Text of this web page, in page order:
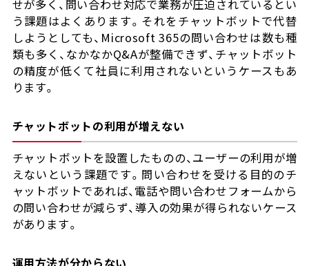
せが多く、問い合わせ対応で業務が圧迫されているとい
う課題はよくあります。それをチャットボットで代替
しようとしても、Microsoft 365の問い合わせは数も種
類も多く、なかなかQ&Aが整備できず、チャットボット
の精度が低くて社員に利用されないというケースもあ
ります。
チャットボットの利用が増えない
チャットボットを設置したものの、ユーザーの利用が増
えないという課題です。問い合わせを受ける目的のチ
ャットボットであれば、電話や問い合わせフォームから
の問い合わせが減らず、導入の効果が得られないケース
があります。
運用方法が分からない